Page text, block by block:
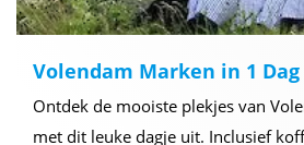
Volendam Marken in 1 Dag
Ontdek de mooiste plekjes van
met dit leuke dagje uit. Inclusief